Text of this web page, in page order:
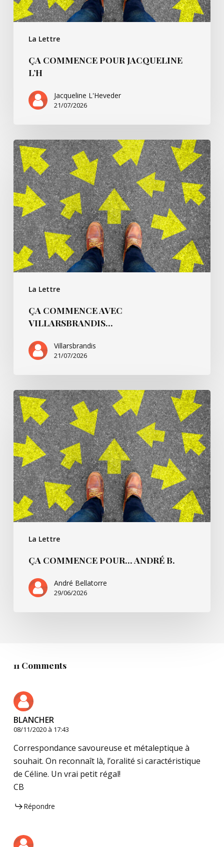
La Lettre
ÇA COMMENCE POUR JACQUELINE
L’H
Jacqueline L'Heveder
21/07/2026
La Lettre
Ça
commence
avec
Villarsbrandis…
ÇA COMMENCE AVEC
VILLARSBRANDIS…
Villarsbrandis
21/07/2026
La Lettre
Ça
commence
pour…
André
B.
ÇA COMMENCE POUR… ANDRÉ B.
André Bellatorre
29/06/2026
11 Comments
BLANCHER
08/11/2020 à 17:43
Correspondance savoureuse et métaleptique à
souhait. On reconnaît là, l’oralité si caractéristique
de Céline. Un vrai petit régal!
CB
Répondre